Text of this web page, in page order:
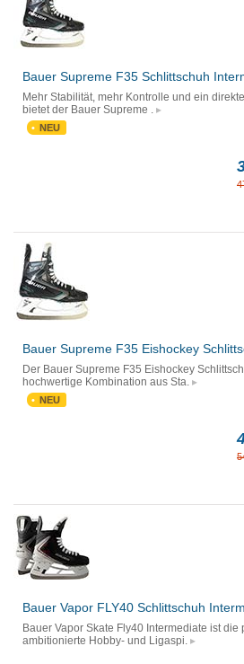
Bauer Supreme F35 Schlittschuh
Mehr Stabilität, mehr Kontrolle und ein
bietet der Bauer Supreme .
NEU
Bauer Supreme F35 Eishockey
Der Bauer Supreme F35 Eishockey
hochwertige Kombination aus Sta.
NEU
Bauer Vapor FLY40 Schlittschuh
Bauer Vapor Skate Fly40 Intermediate ist die
ambitionierte Hobby- und Ligaspi.